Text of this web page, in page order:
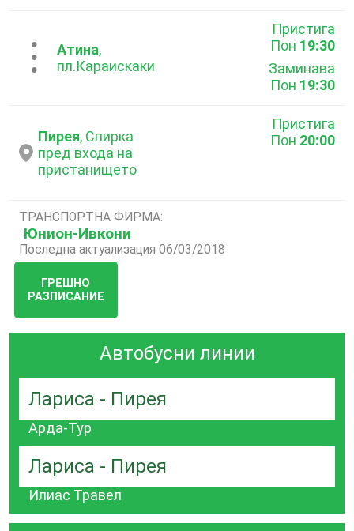
...Атина,
пл.Караискаки
Пристига
Пон 19:30
Заминава
Пон 19:30
Пирея, Спирка
пред входа на
пристанището
Пристига
Пон 20:00
ТРАНСПОРТНА ФИРМА:
Юнион-Ивкони
Последна актуализация 06/03/2018
ГРЕШНО
РАЗПИСАНИЕ
Автобусни линии
Лариса - Пирея
Арда-Тур
Лариса - Пирея
Илиас Травел